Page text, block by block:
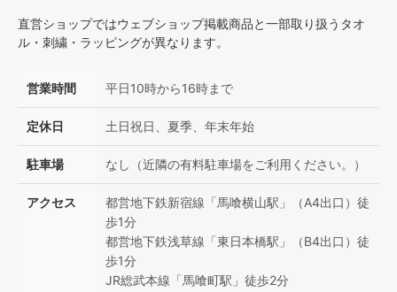
直営ショップではウェブショップ掲載商品と一部取り扱うタオ
ル・刺繍・ラッピングが異なります。
営業時間 平日10時から16時まで
定休日 土日祝日、夏季、年末年始
駐車場 なし（近隣の有料駐車場をご利用ください。）
アクセス
都営地下鉄新宿線「馬喰横山駅」（A4出口）徒
歩1分
都営地下鉄浅草線「東日本橋駅」（B4出口）徒
歩1分
JR総武本線「馬喰町駅」徒歩2分